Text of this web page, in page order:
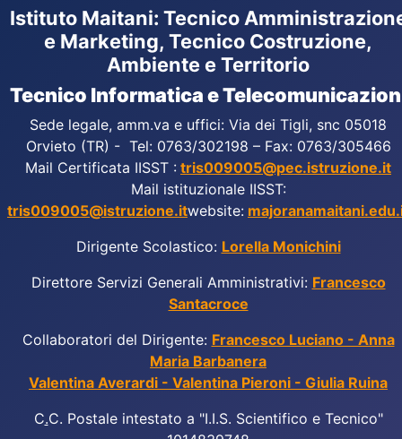
Istituto Maitani: Tecnico
e Marketing, Tecnico Costruzione,
Ambiente e Territorio
Tecnico Informatica e
Sede legale, amm.va e uffici: Via dei Tigli, snc 05018
Orvieto (TR) - Tel: 0763/302198 – Fax: 0763/305466
Mail Certificata IISST : tris009005@pec.istruzione.it
Mail istituzionale IISST:
tris009005@istruzione.itwebsite:
Dirigente Scolastico: Lorella Monichini
Direttore Servizi Generali Amministrativi: Francesco
Santacroce
Collaboratori del Dirigente: Francesco Luciano - Anna
Maria Barbanera
Valentina Averardi - Valentina Pieroni - Giulia Ruina
C.C. Postale intestato a "I.I.S. Scientifico e Tecnico"